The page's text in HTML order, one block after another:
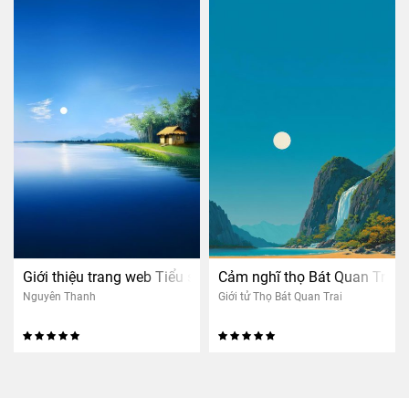
Giới thiệu trang web Tiểu sử Thầy Thông Lạc
Nguyên Thanh
Cảm nghĩ thọ Bát Quan Trai
Giới tử Thọ Bát Quan Trai